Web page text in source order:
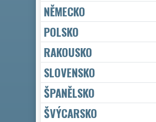
NĚMECKO
POLSKO
RAKOUSKO
SLOVENSKO
ŠPANĚLSKO
ŠVÝCARSKO